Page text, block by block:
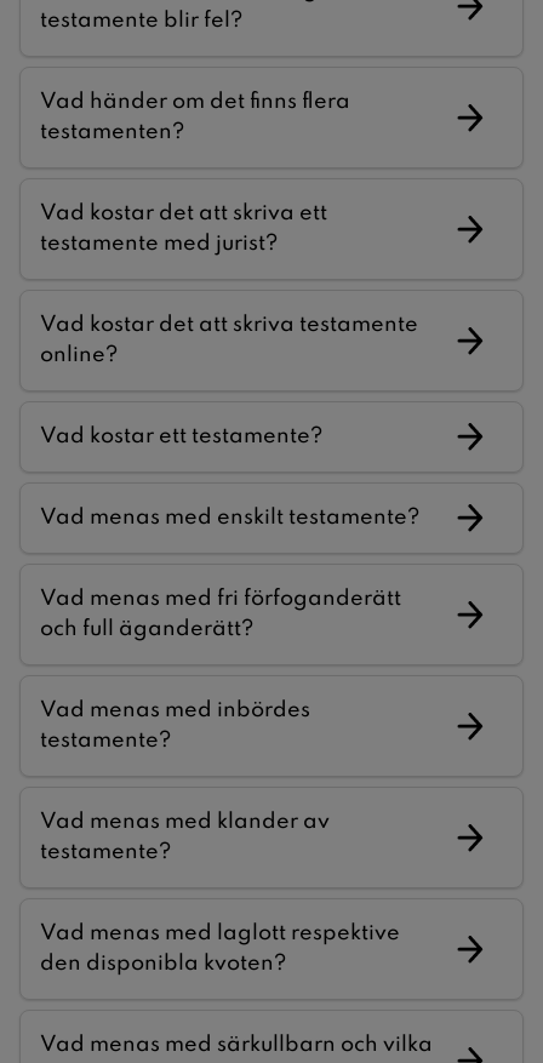
testamente blir fel?
Vad händer om det finns flera
testamenten?
Vad kostar det att skriva ett
testamente med jurist?
Vad kostar det att skriva testamente
online?
Vad kostar ett testamente?
Vad menas med enskilt testamente?
Vad menas med fri förfoganderätt
och full äganderätt?
Vad menas med inbördes
testamente?
Vad menas med klander av
testamente?
Vad menas med laglott respektive
den disponibla kvoten?
Vad menas med särkullbarn och vilka